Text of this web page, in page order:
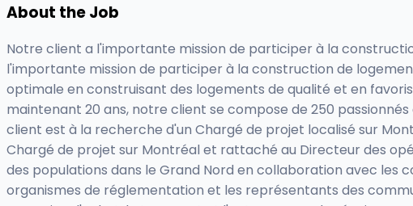
About the Job
Notre client a l'importante mission de participer à la
l'importante mission de participer à la construction de
optimale en construisant des logements de qualité et en
maintenant 20 ans, notre client se compose de 250
client est à la recherche d'un Chargé de projet localisé sur
Chargé de projet sur Montréal et rattaché au Directeur des
des populations dans le Grand Nord en collaboration avec les
organismes de réglementation et les représentants des